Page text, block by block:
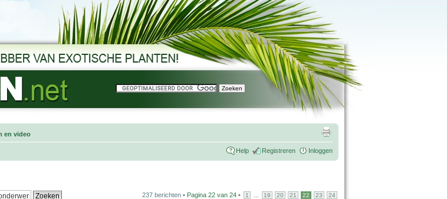
en video
Help Registreren Inloggen
237 berichten • Pagina 22 van 24 • 1 19 20 21 22 23 24